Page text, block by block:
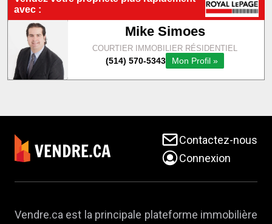
Contactez-nous
Connexion
Vendre.ca est la principale plateforme immobilière